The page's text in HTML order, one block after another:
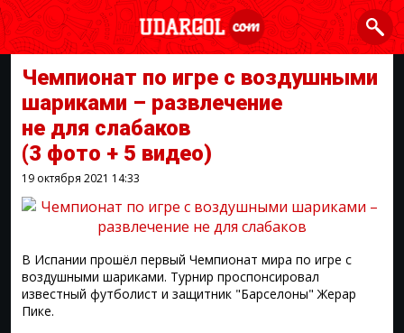
Чемпионат по игре с воздушными
шариками – развлечение
не для слабаков
(3 фото + 5 видео)
19 октября 2021 14:33
В Испании прошёл первый Чемпионат мира по игре с
воздушными шариками. Турнир проспонсировал
известный футболист и защитник "Барселоны" Жерар
Пике.